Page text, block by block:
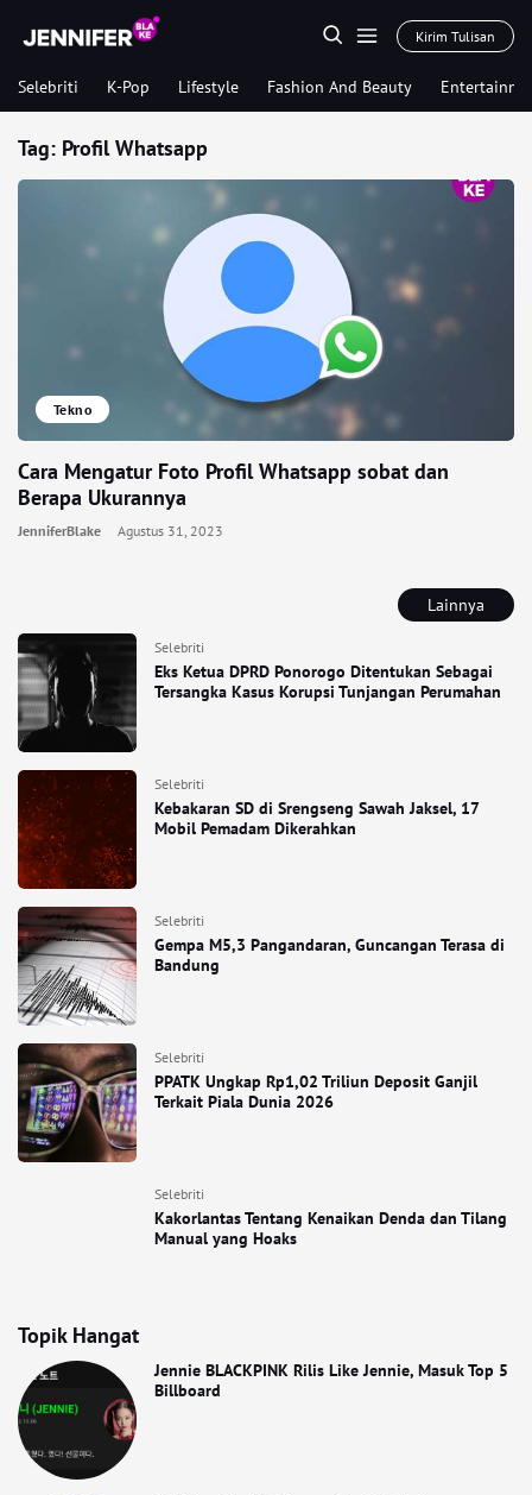
Kirim Tulisan
Selebriti K-Pop Lifestyle Fashion And Beauty
Lainnya
Selebriti
Eks Ketua DPRD Ponorogo Ditentukan Sebagai
Tersangka Kasus Korupsi Tunjangan Perumahan
Selebriti
Kebakaran SD di Srengseng Sawah Jaksel, 17
Mobil Pemadam Dikerahkan
Selebriti
Gempa M5,3 Pangandaran, Guncangan Terasa di
Bandung
Selebriti
PPATK Ungkap Rp1,02 Triliun Deposit Ganjil
Terkait Piala Dunia 2026
Selebriti
Kakorlantas Tentang Kenaikan Denda dan Tilang
Manual yang Hoaks
Topik Hangat
Jennie BLACKPINK Rilis Like Jennie, Masuk Top 5
Billboard
Tag: Profil Whatsapp
Tekno
Cara Mengatur Foto Profil Whatsapp sobat dan
Berapa Ukurannya
JenniferBlake Agustus 31, 2023